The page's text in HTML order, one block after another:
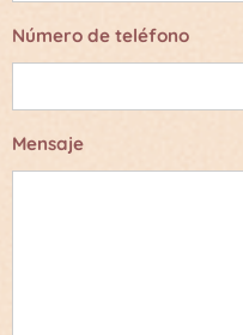
Número de teléfono
Mensaje